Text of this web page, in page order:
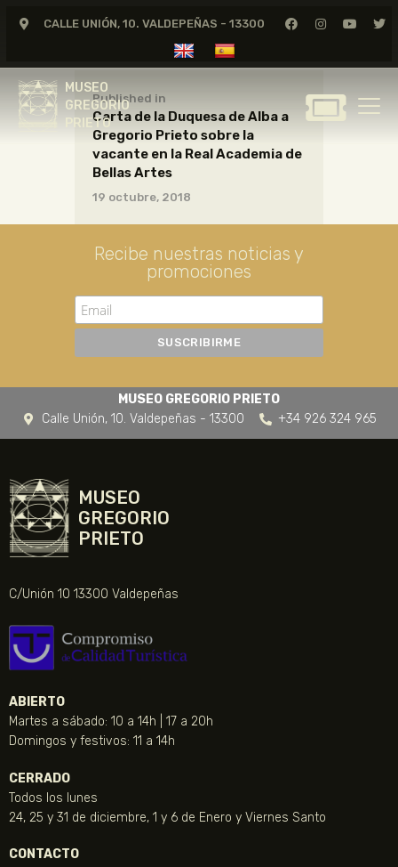
CALLE UNIÓN, 10. VALDEPEÑAS - 13300
MUSEO
GREGORIO
PRIETO
MUSEO
GREGORIO
GREGORIO PRIETO
MUSEO
ARCHIVO
CERTAMEN DE DIBUJO
FUNDACIÓN
NOTICIAS
Published in
Carta de la Duquesa de Alba a
Gregorio Prieto sobre la
vacante en la Real Academia de
Bellas Artes
19 octubre, 2018
Recibe nuestras noticias y
promociones
MUSEO GREGORIO PRIETO
Calle Unión, 10. Valdepeñas - 13300
+34 926 324 965
MUSEO
GREGORIO
PRIETO
C/Unión 10 13300 Valdepeñas
ABIERTO
Martes a sábado: 10 a 14h | 17 a 20h
Domingos y festivos: 11 a 14h
CERRADO
Todos los lunes
24, 25 y 31 de diciembre, 1 y 6 de Enero y Viernes Santo
CONTACTO